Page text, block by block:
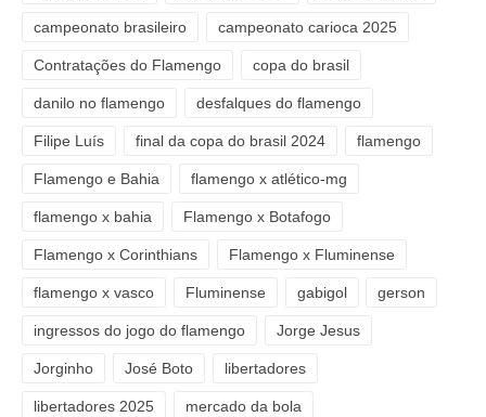
campeonato brasileiro campeonato carioca 2025
Contratações do Flamengo copa do brasil
danilo no flamengo desfalques do flamengo
Filipe Luís final da copa do brasil 2024 flamengo
Flamengo e Bahia flamengo x atlético-mg
flamengo x bahia Flamengo x Botafogo
Flamengo x Corinthians Flamengo x Fluminense
flamengo x vasco Fluminense gabigol gerson
ingressos do jogo do flamengo Jorge Jesus
Jorginho José Boto libertadores
libertadores 2025 mercado da bola